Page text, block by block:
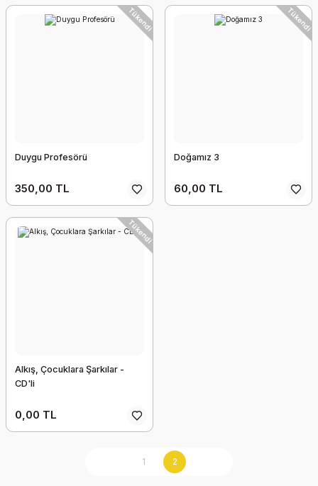
Tükendi
Duygu Profesörü
350,00 TL
Tükendi
Doğamız 3
60,00 TL
Tükendi
Alkış, Çocuklara Şarkılar -
CD'li
0,00 TL
1 2